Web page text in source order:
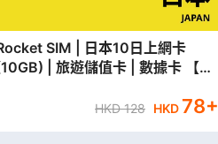
SIM | 日本10日上網卡
| 旅遊儲值卡 | 數據卡 【永
HKD128 HKD 78+